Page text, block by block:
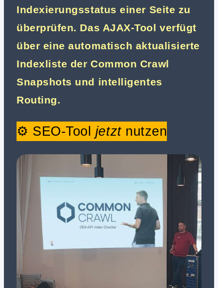
Indexierungsstatus einer Seite zu
überprüfen. Das AJAX-Tool verfügt
über eine automatisch aktualisierte
Indexliste der Common Crawl
Snapshots und intelligentes
Routing.
⚙️ SEO-Tool jetztnutzen